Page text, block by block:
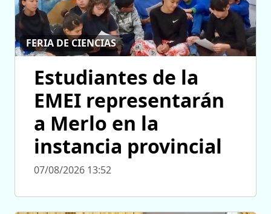
FERIA DE CIENCIAS
Estudiantes de la
EMEI representarán
a Merlo en la
instancia provincial
07/08/2026 13:52